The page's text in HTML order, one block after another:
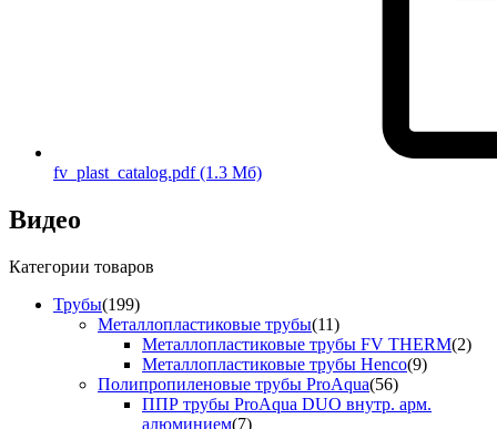
fv_plast_catalog.pdf(1.3 Мб)
Видео
Категории товаров
Трубы(199)
Металлопластиковые трубы(11)
Металлопластиковые трубы FV THERM(2)
Металлопластиковые трубы Henco(9)
Полипропиленовые трубы ProAqua(56)
ППР трубы ProAqua DUO внутр. арм.
алюминием(7)